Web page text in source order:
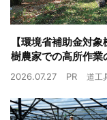
【環境省補助金対
樹農家での高所作業
2026.07.27 PR 道工